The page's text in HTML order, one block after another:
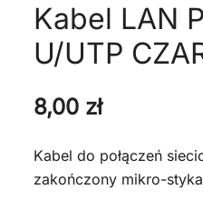
Kabel LAN
U/UTP
8,00 zł
Kabel do połączeń
zakończony mikro-